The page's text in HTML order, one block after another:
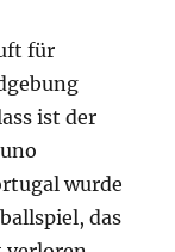
für
ist der
wurde
das